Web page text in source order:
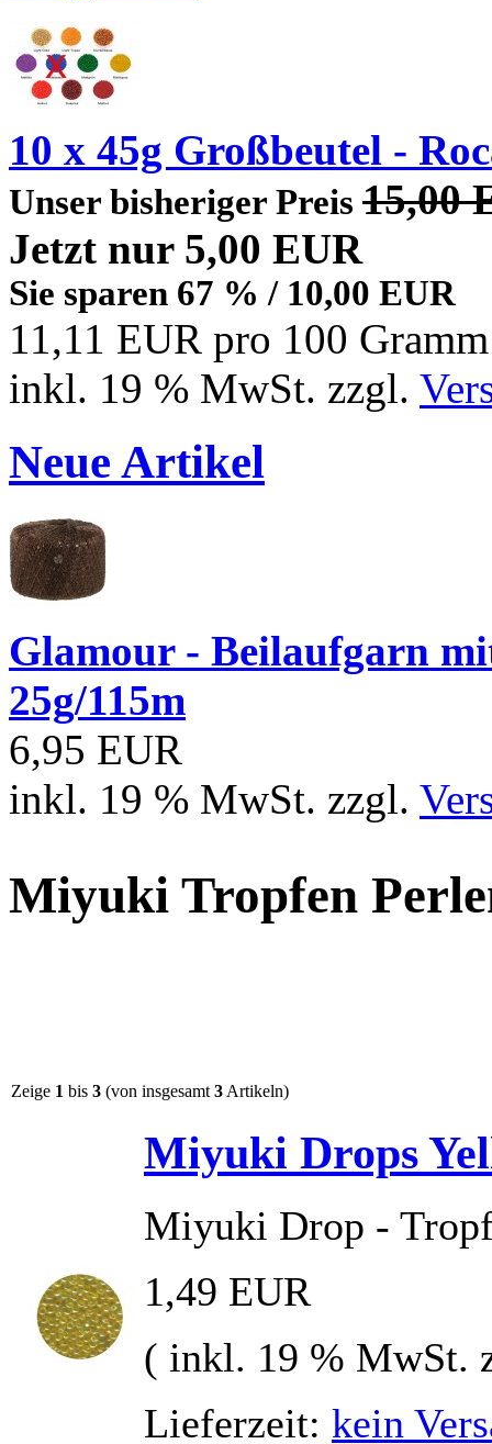
10 x 45g Großbeutel -
Unser bisheriger Preis 15,00
Jetzt nur 5,00 EUR
Sie sparen 67 % / 10,00 EUR
11,11 EUR pro 100 Gramm
inkl. 19 % MwSt. zzgl.
Neue Artikel
Glamour - Beilaufgarn
25g/115m
6,95 EUR
inkl. 19 % MwSt. zzgl.
Miyuki Tropfen
Zeige 1 bis 3 (von insgesamt 3 Artikeln)
Miyuki Drops
Miyuki Drop -
1,49 EUR
( inkl. 19 % MwSt.
Lieferzeit: kein